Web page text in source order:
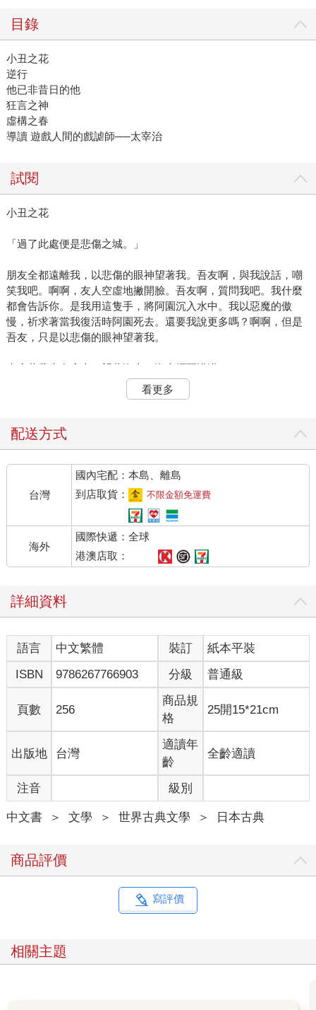
目錄
小丑之花
逆行
他已非昔日的他
狂言之神
虛構之春
導讀 遊戲人間的戲謔師──太宰治
試閱
小丑之花
「過了此處便是悲傷之城。」
朋友全都遠離我，以悲傷的眼神望著我。吾友啊，與我說話，嘲
笑我吧。啊啊，友人空虛地撇開臉。吾友啊，質問我吧。我什麼
都會告訴你。是我用這隻手，將阿園沉入水中。我以惡魔的傲
慢，祈求著當我復活時阿園死去。還要我說更多嗎？啊啊，但是
吾友，只是以悲傷的眼神望著我。
大庭葉藏坐在床上，望著海上。海上煙雨濛濛。
自夢中醒來，我重讀這幾行，那種醜陋與卑猥，讓我很想刪除。
酒，是被更強烈的東西醉倒，我要為這大庭葉藏拍手。這個姓
表露無遺。葉藏，又是何等新鮮。令人感到一種自陳舊底層湧現
的真正的嶄新。還有，大庭葉藏這四字排列起來的這種爽快協
調！光是這個姓名，不已是劃時代的創舉嗎？這樣的大庭葉藏，
坐在床上眺望煙雨濛濛的海上。這豈不更有劃時代性？
算了。嘲諷自己是卑劣之舉。那似乎來自痛苦受挫的自尊心。就
像我，正因不願被人批評，才會率先往自己身上插釘子。這才是
卑怯。我必須更坦誠才行。啊啊，要謙讓。
大庭葉藏。
就算被嘲笑也無可奈何。東施效顰。洞察者亦會為人洞察。想必
也有更好的姓名，但對我而言似乎有點麻煩。索性就寫「我」亦
無不可，但這個春天，我才剛寫過以「我」為主角的小說，所以
連續二篇都這樣也不大好。
說不定，當我明日猝死時，會冒出一個奇妙的男子洋洋得意地聲
稱：那傢伙如果不用「我」為主角，就寫不成小說。其實，僅僅
只因這樣的理由，我還是決定就用大庭葉藏這個名字。可笑嗎？
少來，你不也是。
一九二九年，十二月底，青松園這間海濱療養院，因葉藏的入
院，掀起小小的騷動。青松園有三十六名肺結核病人。包括二名
重症患者，以及十一名輕症患者，另外二十三人正處於恢復期。
間的兩鄰都是空房間，最西邊的六號房，住的是身材高、鼻子也
高的大學生。東邊的一號房與二號房，各住了一名年輕女子。這
前一晚，有人在袂袂浦殉情自殺。明明是一起跳海，男人卻被返
人，警鐘刺耳地響了很久，村中的大批消防隊員跳上一艘接一艘
的漁船駛向海上的吆喝聲，令三人聽得心驚膽戰。漁船點亮的紅
看更多
配送方式
台灣
國內宅配：本島、離島
到店取貨：
不限金額免運費
海外
國際快遞：全球
港澳店取：
詳細資料
語言 中文繁體 裝訂
紙本平裝
ISBN
9786267766903 分級 普通級
頁數 256
商品規
格
25開15*21cm
出版地 台灣
適讀年
齡
全齡適讀
注音 級別
中文書 ＞ 文學 ＞ 世界古典文學 ＞ 日本古典
商品評價
寫評價
相關主題